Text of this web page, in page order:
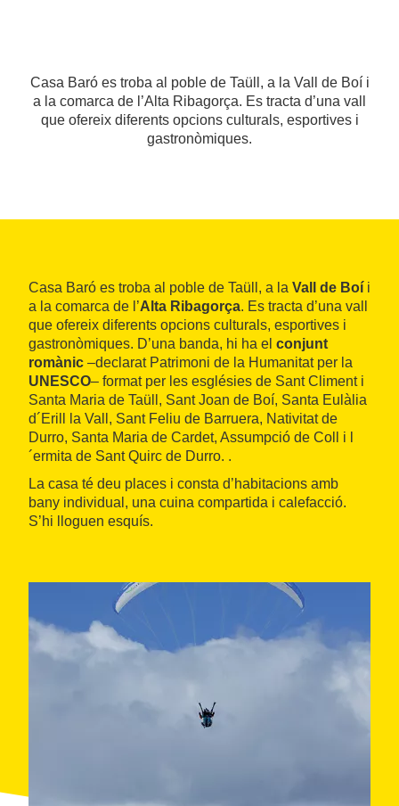
Casa Baró es troba al poble de Taüll, a la Vall de Boí i
a la comarca de l’Alta Ribagorça. Es tracta d’una vall
que ofereix diferents opcions culturals, esportives i
gastronòmiques.
Casa Baró es troba al poble de Taüll, a la Vall de Boí i
a la comarca de l’Alta Ribagorça. Es tracta d’una vall
que ofereix diferents opcions culturals, esportives i
gastronòmiques. D’una banda, hi ha el conjunt
romànic –declarat Patrimoni de la Humanitat per la
UNESCO– format per les esglésies de Sant Climent i
Santa Maria de Taüll, Sant Joan de Boí, Santa Eulàlia
d´Erill la Vall, Sant Feliu de Barruera, Nativitat de
Durro, Santa Maria de Cardet, Assumpció de Coll i l
´ermita de Sant Quirc de Durro. .
La casa té deu places i consta d’habitacions amb
bany individual, una cuina compartida i calefacció.
S’hi lloguen esquís.